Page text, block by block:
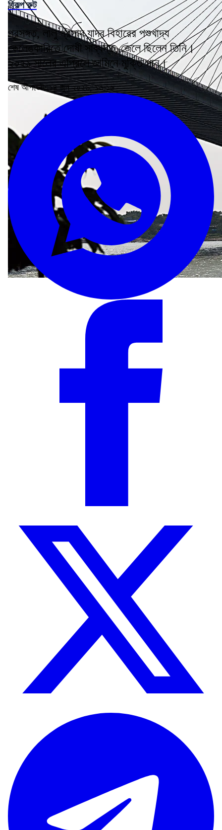
বিকল্প রুট
প্রসঙ্গত, লালু প্রসাদ যাদব বিহারের পশুখাদ্য
কেলেঙ্কারিতে দোষী সাব্যস্ত, জেলে ছিলেন তিনি।
২০২১ সালের এপ্রিলে জামিনে মুক্তি পান।
শেষ আপডেট: ১৪ জুন ২০২৬, ১৩:১৬